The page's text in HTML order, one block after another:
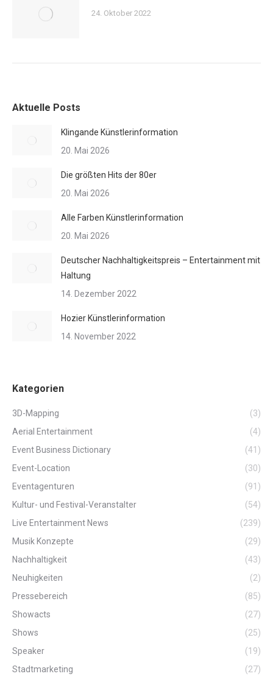
24. Oktober 2022
Aktuelle Posts
Klingande Künstlerinformation
20. Mai 2026
Die größten Hits der 80er
20. Mai 2026
Alle Farben Künstlerinformation
20. Mai 2026
Deutscher Nachhaltigkeitspreis – Entertainment mit
Haltung
14. Dezember 2022
Hozier Künstlerinformation
14. November 2022
Kategorien
3D-Mapping
(3)
Aerial Entertainment
(4)
Event Business Dictionary
(41)
Event-Location
(30)
Eventagenturen
(91)
Kultur- und Festival-Veranstalter
(54)
Live Entertainment News
(239)
Musik Konzepte
(29)
Nachhaltigkeit
(43)
Neuhigkeiten
(2)
Pressebereich
(85)
Showacts
(27)
Shows
(25)
Speaker
(19)
Stadtmarketing
(27)